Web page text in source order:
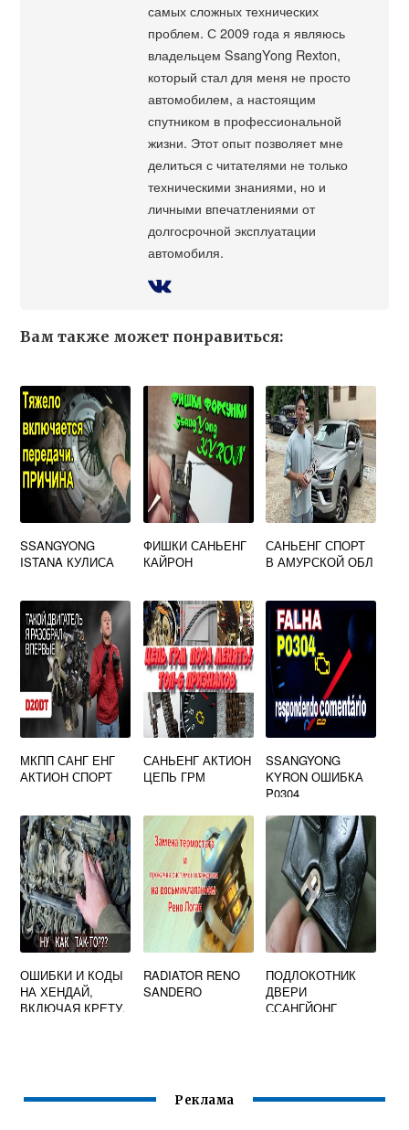
самых сложных технических
проблем. С 2009 года я являюсь
владельцем SsangYong Rexton,
который стал для меня не просто
автомобилем, а настоящим
спутником в профессиональной
жизни. Этот опыт позволяет мне
делиться с читателями не только
техническими знаниями, но и
личными впечатлениями от
долгосрочной эксплуатации
автомобиля.
Вам также может понравиться:
SSANGYONG
ISTANA КУЛИСА
ФИШКИ САНЬЕНГ
КАЙРОН
САНЬЕНГ СПОРТ
В АМУРСКОЙ ОБЛ
МКПП САНГ ЕНГ
АКТИОН СПОРТ
САНЬЕНГ АКТИОН
ЦЕПЬ ГРМ
SSANGYONG
KYRON ОШИБКА
P0304
ОШИБКИ И КОДЫ
НА ХЕНДАЙ,
ВКЛЮЧАЯ КРЕТУ,
RADIATOR RENO
SANDERO
ПОДЛОКОТНИК
ДВЕРИ
ССАНГЙОНГ
Реклама